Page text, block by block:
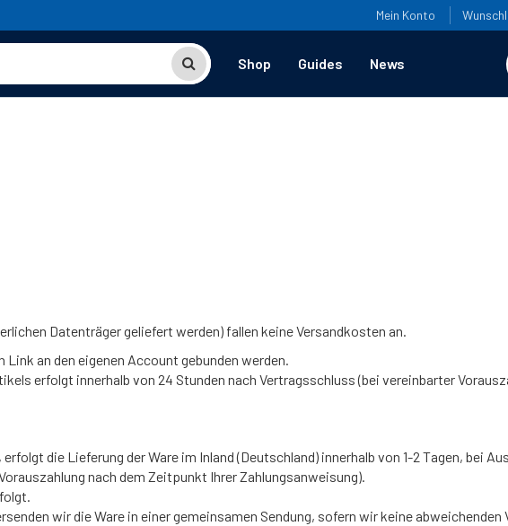
Mein Konto
Shop Guides News
Datenträger geliefert werden) fallen keine Versandkosten an.
an den eigenen Account gebunden werden.
erfolgt innerhalb von 24 Stunden nach Vertragsschluss (bei vereinbarter
die Lieferung der Ware im Inland (Deutschland) innerhalb von 1-2 Tagen, bei
nach dem Zeitpunkt Ihrer Zahlungsanweisung).
wir die Ware in einer gemeinsamen Sendung, sofern wir keine abweichenden